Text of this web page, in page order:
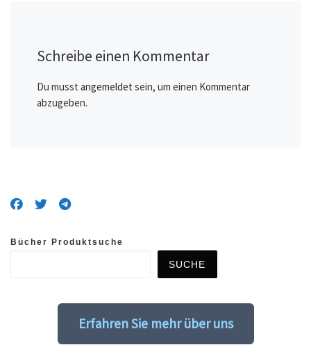
Schreibe einen Kommentar
Du musst angemeldet sein, um einen Kommentar
abzugeben.
Bücher Produktsuche
SUCHE
Erfahren Sie mehr über uns